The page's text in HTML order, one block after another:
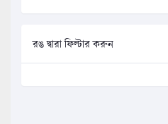
রঙ দ্বারা ফিল্টার করুন